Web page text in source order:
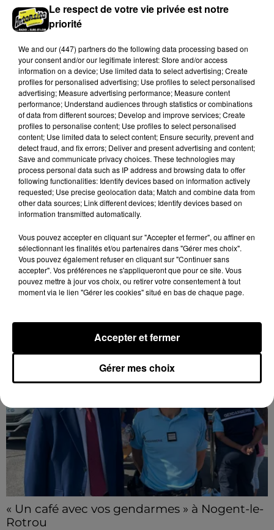
A LA UNE
Bison Futé : un samedi rouge sur les routes
C'est l'un des week-ends les plus chargés de l'été,
avec des départs aussi importants que les retours.
« Un café avec vos gendarmes » à Nogent-le-
Rotrou
Le respect de votre vie privée est notre
priorité
We and our (447) partnersdo the following data processing based on
your consent and/or our legitimate interest: Store and/or access
information on a device; Use limited data to select advertising; Create
profiles for personalised advertising; Use profiles to select personalised
advertising; Measure advertising performance; Measure content
performance; Understand audiences through statistics or combinations
of data from different sources; Develop and improve services; Create
profiles to personalise content; Use profiles to select personalised
content; Use limited data to select content; Ensure security, prevent and
detect fraud, and fix errors; Deliver and present advertising and content;
Save and communicate privacy choices. These technologies may
process personal data such as IP address and browsing data to offer
following functionalities: Identify devices based on information actively
requested; Use precise geolocation data; Match and combine data from
other data sources; Link different devices; Identify devices based on
information transmitted automatically.
Vous pouvez accepter en cliquant sur "Accepter et fermer", ou affiner en
sélectionnant les finalités et/ou partenaires dans "Gérer mes choix".
Vous pouvez également refuser en cliquant sur "Continuer sans
accepter". Vos préférences ne s'appliqueront que pour ce site. Vous
pouvez mettre à jour vos choix, ou retirer votre consentement à tout
moment via le lien "Gérer les cookies" situé en bas de chaque page.
Gérer mes choix
Accepter et fermer